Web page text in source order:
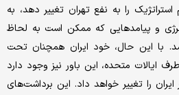
را به نفع تهران تغییر دهد، به
و پیامدهایی که ممکن است به لحاظ
با این حال، خود ایران همچنان تحت
ایالات متحده، این باور نیز وجود دارد
را تغییر خواهد داد. این برداشت‌های